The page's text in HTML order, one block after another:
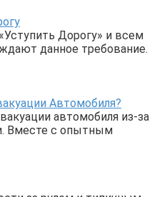
Дорогу» и всем
данное требование.
Автомобиля?
автомобиля из-за
Вместе с опытным